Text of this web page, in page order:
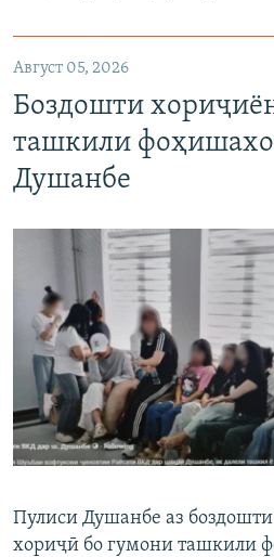
Август 05, 2026
Боздошти
ташкили
Душанбе
Пулиси Душанбе аз
хориҷӣ бо гумони ташкили